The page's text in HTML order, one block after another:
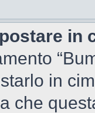
in
in
che